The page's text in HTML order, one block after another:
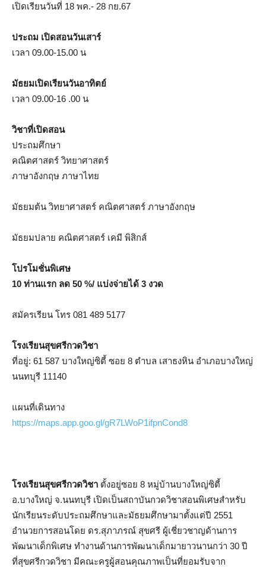
เปิดเรียนวันที่ 18 พค.- 28 กย.67
ประถม เปิดสอนวันเสาร์
เวลา 09.00-15.00 น
มัธยมเปิดเรียนวันอาทิตย์
เวลา 09.00-16 .00 น
วิชาที่เปิดสอน
ประถมศึกษา
คณิตศาสตร์ วิทยาศาสตร์
ภาษาอังกฤษ ภาษาไทย
มัธยมต้น วิทยาศาสตร์ คณิตศาสตร์ ภาษาอังกฤษ
มัธยมปลาย คณิตศาสตร์ เคมี พิสิกส์
โปรโมชั่นพิเศษ
10 ท่านแรก ลด 50 %/ แบ่งจ่ายได้ 3 งวด
สมัครเรียน โทร 081 489 5177
โรงเรียนสุขศรีกวดวิชา
ที่อยู่: 61 587 บางใหญ่ซิตี้ ซอย 8 ตำบล เสาธงหิน อำเภอบางใหญ่
นนทบุรี 11140
แผนที่เดินทาง
https://maps.app.goo.gl/gR7LWoP1ifpnCond8
โรงเรียนสุขศรีกวดวิชา ตั้งอยู่ซอย 8 หมู่บ้านบางใหญ่ซิตี้
อ.บางใหญ่ จ.นนทบุรี เปิดเป็นสถาบันกวดวิชาสอนพิเศษสำหรับ
นักเรียนระดับประถมศึกษาและมัธยมศึกษามาตั้งแต่ปี 2551
อำนวยการสอนโดย ดร.สุภาภรณ์ สุขศรี ผู้เชี่ยวชาญด้านการ
พัฒนาเด็กพิเศษ ทำงานด้านการพัฒนาเด็กมายาวนานกว่า 30 ปี
ที่สุขศรีกวดวิชา มีคณะครูผู้สอนคุณภาพเป็นที่ยอมรับจาก